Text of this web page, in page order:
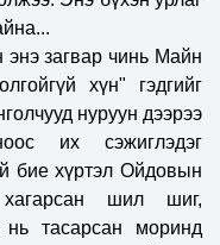
загвар чинь Майн
хүн" гэдгийг
нуруун дээрээ
их сэжиглэдэг
бие хүртэл Ойдовын
хагарсан шил шиг,
тасарсан моринд